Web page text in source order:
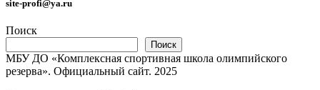
site-profi@ya.ru
Поиск
Поиск
МБУ ДО «Комплексная спортивная школа олимпийского
резерва». Официальный сайт. 2025